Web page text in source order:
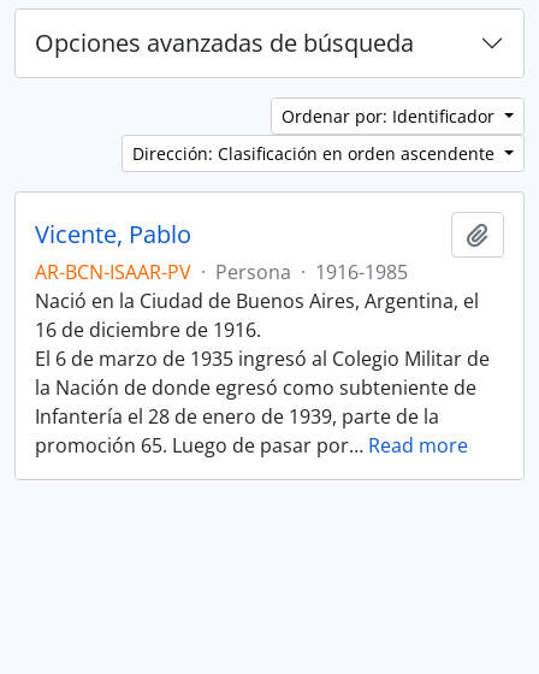
Opciones avanzadas de búsqueda
Ordenar por: Identificador
Dirección: Clasificación en orden ascendente
Vicente, Pablo
AR-BCN-ISAAR-PV · Persona · 1916-1985
Nació en la Ciudad de Buenos Aires, Argentina, el
16 de diciembre de 1916.
El 6 de marzo de 1935 ingresó al Colegio Militar de
la Nación de donde egresó como subteniente de
Infantería el 28 de enero de 1939, parte de la
promoción 65. Luego de pasar por… Read more